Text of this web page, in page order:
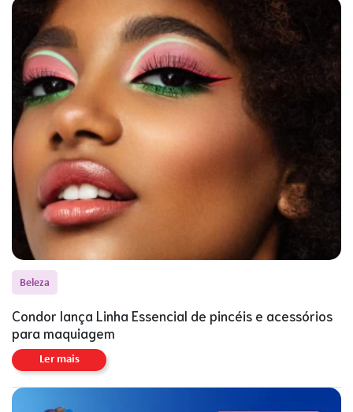
Beleza
Condor lança Linha Essencial de pincéis e acessórios
para maquiagem
Ler mais